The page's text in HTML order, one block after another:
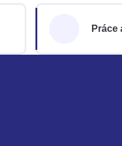
Práce